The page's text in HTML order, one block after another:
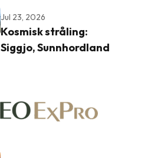
Jul 23, 2026
Kosmisk stråling:
Siggjo, Sunnhordland